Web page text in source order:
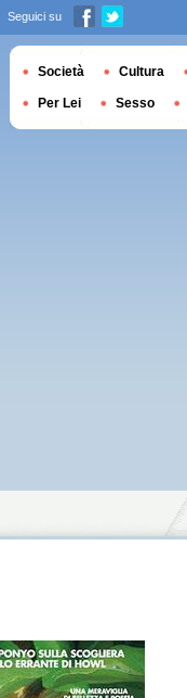
Seguici su
Società Cultura
Per Lei Sesso